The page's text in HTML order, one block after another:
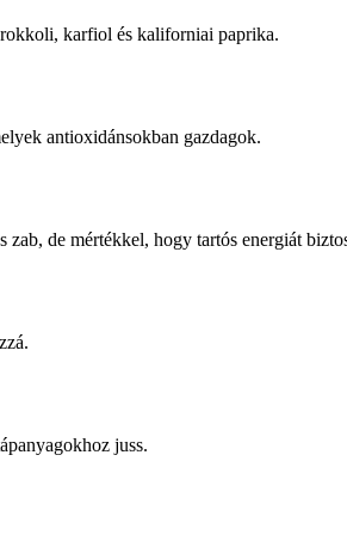
karfiol és kaliforniai paprika.
antioxidánsokban gazdagok.
de mértékkel, hogy tartós energiát
juss.